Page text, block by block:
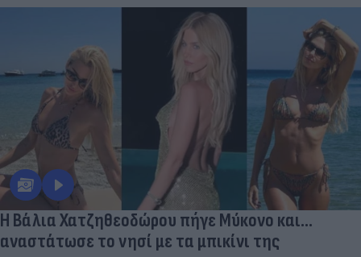
Η Βάλια Χατζηθεοδώρου πήγε Μύκονο και...
αναστάτωσε το νησί με τα μπικίνι της